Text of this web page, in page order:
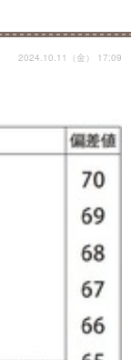
2024.10.11（金） 17:09